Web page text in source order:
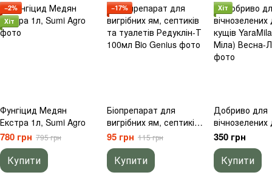
−2%
Хіт
Фунгіцид Медян
Екстра 1л, Sumi Agro
780 грн 795 грн
Купити
−17%
Біопрепарат для
вигрібних ям, септиків
та туалетів Редуклін-Т
100мл Bio Genius
95 грн 115 грн
Купити
Хіт
Добриво для
кущів
Міла) Весна-
350 грн
Купити